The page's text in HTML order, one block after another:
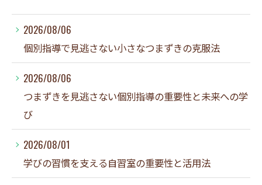
2026/08/06
個別指導で見逃さない小さなつまずきの克服法
2026/08/06
つまずきを見逃さない個別指導の重要性と未来への学
び
2026/08/01
学びの習慣を支える自習室の重要性と活用法